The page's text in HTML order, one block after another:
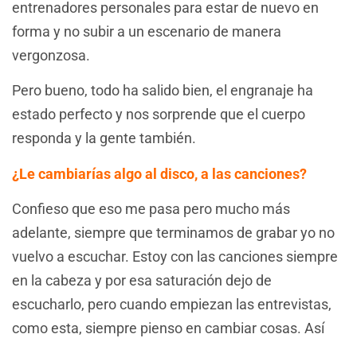
entrenadores personales para estar de nuevo en
forma y no subir a un escenario de manera
vergonzosa.
Pero bueno, todo ha salido bien, el engranaje ha
estado perfecto y nos sorprende que el cuerpo
responda y la gente también.
¿Le cambiarías algo al disco, a las canciones?
Confieso que eso me pasa pero mucho más
adelante, siempre que terminamos de grabar yo no
vuelvo a escuchar. Estoy con las canciones siempre
en la cabeza y por esa saturación dejo de
escucharlo, pero cuando empiezan las entrevistas,
como esta, siempre pienso en cambiar cosas. Así